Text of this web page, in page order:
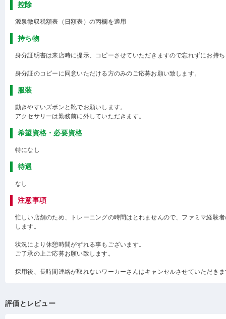
控除
源泉徴収税額表（日額表）の丙欄を適用
持ち物
身分証明書は来店時に提示、コピーさせていただきますので忘れずにお持
身分証のコピーに同意いただける方のみのご応募お願い致します。
服装
動きやすいズボンと靴でお願いします。
アクセサリーは勤務前に外していただきます。
希望資格・必要資格
特になし
待遇
なし
注意事項
忙しい店舗のため、トレーニングの時間はとれませんので、ファミマ経験
します。
状況により休憩時間がずれる事もございます。
ご了承の上ご応募お願い致します。
採用後、長時間連絡が取れないワーカーさんはキャンセルさせていただき
評価とレビュー